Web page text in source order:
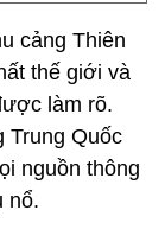
cảng Thiên
thế giới và
làm rõ.
Trung Quốc
nguồn thông
nổ.